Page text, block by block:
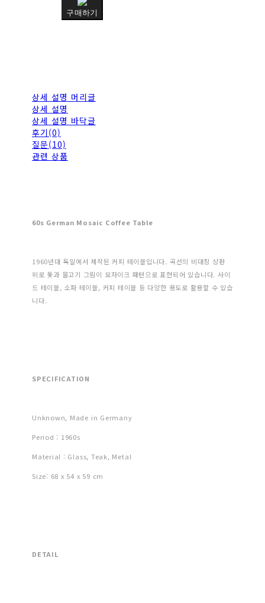
구매하기
상세 설명 머리글
상세 설명
상세 설명 바닥글
후기(0)
질문(10)
관련 상품
60s German Mosaic Coffee Table
1960년대 독일에서 제작된 커피 테이블입니다. 곡선의 비대칭 상판
위로 돛과 물고기 그림이 모자이크 패턴으로 표현되어 있습니다. 사이
드 테이블, 소파 테이블, 커피 테이블 등 다양한 용도로 활용할 수 있습
니다.
SPECIFICATION
Unknown, Made in Germany
Period : 1960s
Material : Glass, Teak, Metal
Size: 68 x 54 x 59 cm
DETAIL